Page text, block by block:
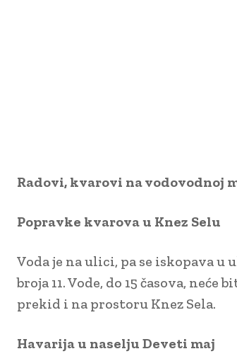
Radovi, kvarovi na vodovodnoj
Popravke kvarova u Knez Selu
Voda je na ulici, pa se iskopava u
broja 11. Vode, do 15 časova,
prekid i na prostoru Knez Sela.
Havarija u naselju Deveti maj